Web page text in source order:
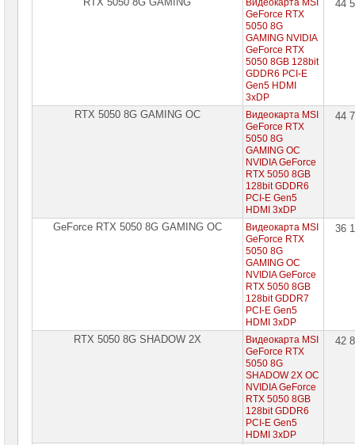
Видеокарты
MSI
компьютеров
Видеокарта MSI
GeForce RTX
5050 8G
GAMING NVIDIA
GeForce RTX
5050 8GB 128bit
GDDR6 PCI-E
Gen5 HDMI
3xDP
44
RTX 5050 8G GAMING OC
Видеокарта MSI
GeForce RTX
5050 8G
GAMING OC
NVIDIA GeForce
RTX 5050 8GB
128bit GDDR6
PCI-E Gen5
HDMI 3xDP
44
GeForce RTX 5050 8G GAMING OC
Видеокарта MSI
GeForce RTX
5050 8G
GAMING OC
NVIDIA GeForce
RTX 5050 8GB
128bit GDDR7
PCI-E Gen5
HDMI 3xDP
36
RTX 5050 8G SHADOW 2X
Видеокарта MSI
GeForce RTX
5050 8G
SHADOW 2X OC
NVIDIA GeForce
RTX 5050 8GB
128bit GDDR6
PCI-E Gen5
HDMI 3xDP
42